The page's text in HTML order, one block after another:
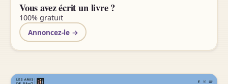
Vous avez écrit un livre ?
100% gratuit
Annoncez-le →